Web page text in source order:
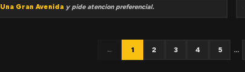
Una Gran Avenida y pide atencion preferencial.
← 1 2 3 4 5 ...